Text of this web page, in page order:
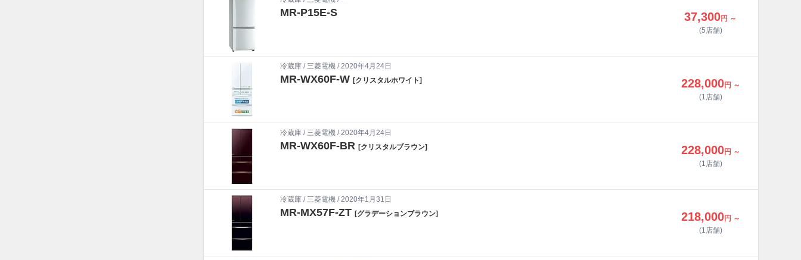
MR-P15E-S 37,300円 ～
(5店舗)
冷蔵庫 / 三菱電機 / 2020年4月24日
MR-WX60F-W [クリスタルホワイト] 228,000円 ～
(1店舗)
冷蔵庫 / 三菱電機 / 2020年4月24日
MR-WX60F-BR [クリスタルブラウン] 228,000円 ～
(1店舗)
冷蔵庫 / 三菱電機 / 2020年1月31日
MR-MX57F-ZT [グラデーションブラウン] 218,000円 ～
(1店舗)